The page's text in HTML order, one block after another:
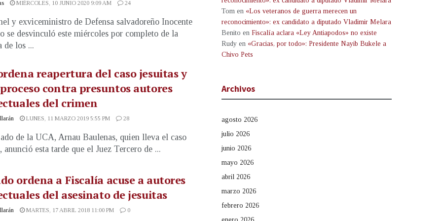
MIÉRCOLES, 10 JUNIO 2020 9:09 AM 24
y exviceministro de Defensa salvadoreño Inocente
se desvinculó este miércoles por completo de la
de los ...
reapertura del caso jesuitas y
contra presuntos autores
del crimen
LUNES, 11 MARZO 2019 5:55 PM 28
de la UCA, Arnau Baulenas, quien lleva el caso
anunció esta tarde que el Juez Tercero de ...
ordena a Fiscalía acuse a autores
del asesinato de jesuitas
MARTES, 17 ABRIL 2018 11:00 PM 0
Tom en «Los veteranos de guerra merecen un
reconocimiento»: ex candidato a diputado Vladimir Melara
Benito en Fiscalía aclara «Ley Antiapodos» no existe
Rudy en «Gracias, por todo»: Presidente Nayib Bukele a
Chivo Pets
Archivos
agosto 2026
julio 2026
junio 2026
mayo 2026
abril 2026
marzo 2026
febrero 2026